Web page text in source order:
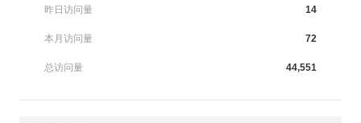
14
昨日访问量
72
本月访问量
44,551
总访问量